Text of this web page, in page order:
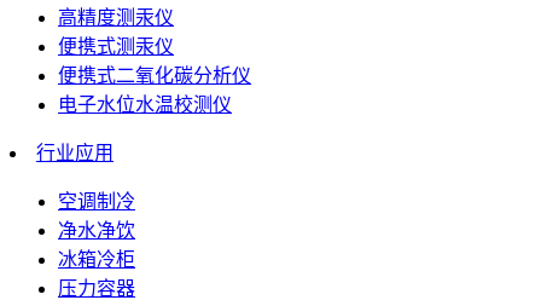
高精度测汞仪
便携式测汞仪
便携式二氧化碳分析仪
电子水位水温校测仪
行业应用
空调制冷
净水净饮
冰箱冷柜
压力容器